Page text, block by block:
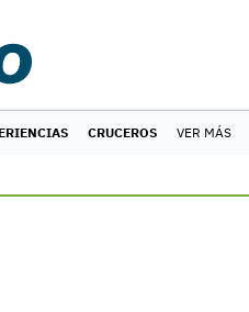
CRUCEROS VER MÁS